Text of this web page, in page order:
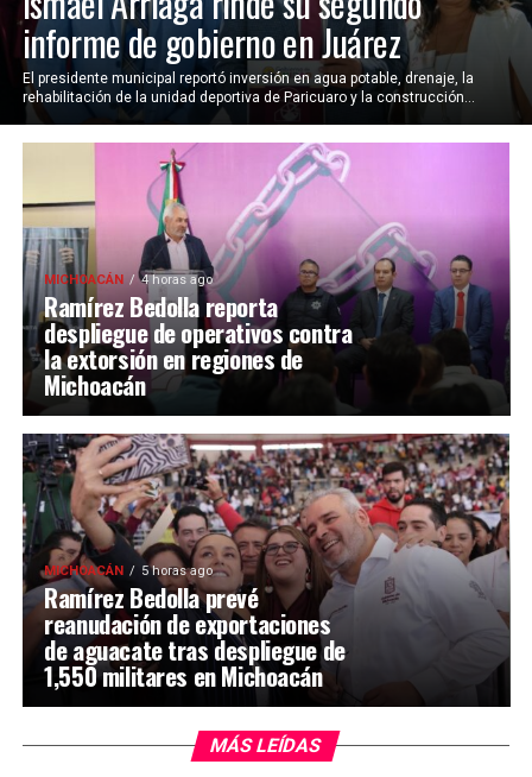
informe de gobierno en Juárez
El presidente municipal reportó inversión en agua potable, drenaje, la
rehabilitación de la unidad deportiva de Paricuaro y la construcción...
MICHOACÁN 4 horas ago
Ramírez Bedolla reporta
despliegue de operativos contra
la extorsión en regiones de
Michoacán
MICHOACÁN 5 horas ago
Ramírez Bedolla prevé
reanudación de exportaciones
de aguacate tras despliegue de
1,550 militares en Michoacán
MÁS LEÍDAS